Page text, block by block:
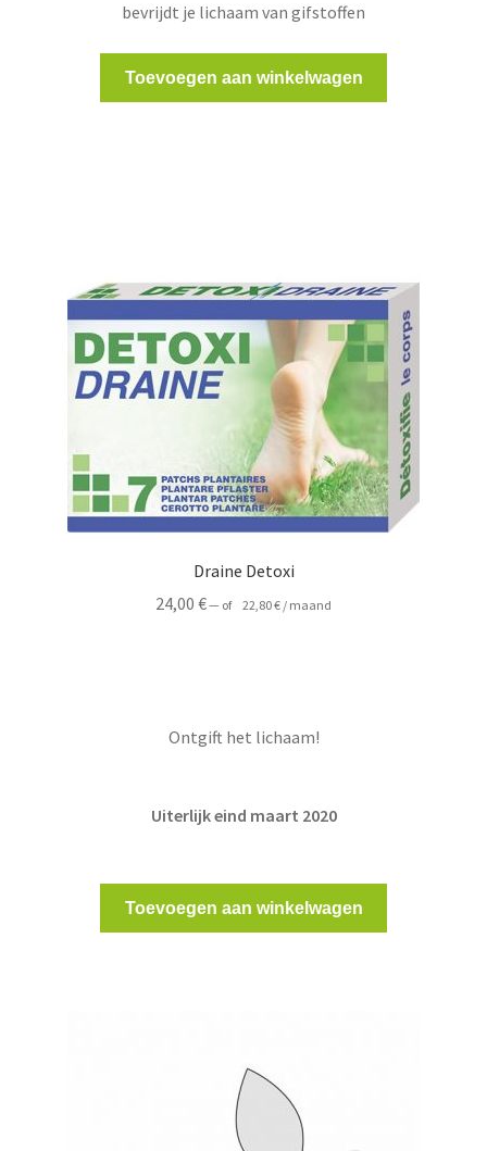
bevrijdt je lichaam van gifstoffen
Toevoegen aan winkelwagen
Draine Detoxi
24,00€— of 22,80€ / maand
Ontgift het lichaam!
Uiterlijk eind maart 2020
Toevoegen aan winkelwagen